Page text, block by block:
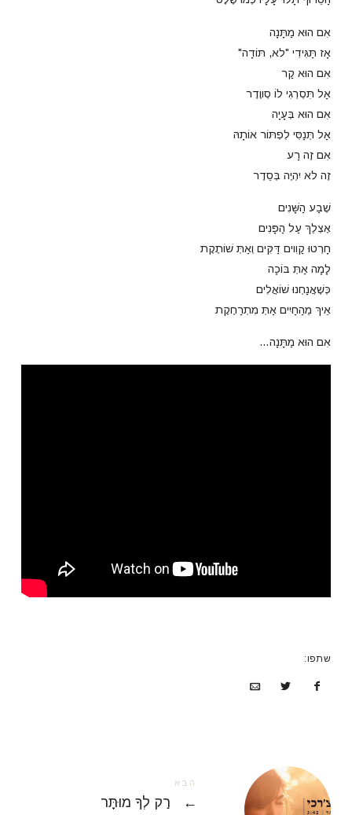
אִם הוּא מַתָּנָה
אָז תַּגִּידִי "לא, תּוֹדָה"
אִם הוּא קַר
אַל תִּסְרְגִי לוֹ סְווֶדֶר
אִם הוּא בְּעָיָה
אַל תְּנַסִּי לִפְתּוֹר אוֹתָהּ
אִם זֶה רַע
זֶה לא יִהְיֶה בְּסֵדֶר
שֶׁבַע הַשָּׁנִים
אֶצְלֵךְ עַל הַפָּנִים
חָרְטוּ קַוִוים דַּקִּים וְאַתְּ שׁוֹתֶקֶת
לָמָה אַתְּ בּוֹכָה
כְּשֶׁאֲנַחְנוּ שׁוֹאֲלִים
אֵיךְ מֵהַחַיִים אַתְּ מִתְרַחֶקֶת
אִם הוּא מַתָּנָה…
שתפו:
הבא
← רַק לְךָ מוּתָּר